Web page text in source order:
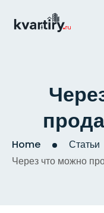
Home
Статьи
Через что можно